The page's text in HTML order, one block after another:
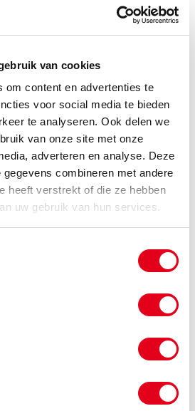
van cookies
om content en advertenties te
voor social media te bieden
te analyseren. Ook delen we
van onze site met onze
adverteren en analyse. Deze
combineren met andere
heeft verstrekt of die ze hebben
uw gebruik van hun services.
© 2026 www.metalservices.nl
Stelschroef M10